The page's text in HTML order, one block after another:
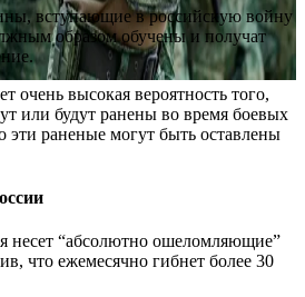
вступающие в российскую войну
образом обучены и получат
очень высокая вероятность того,
или будут ранены во время боевых
эти раненые могут быть оставлены
несет “абсолютно ошеломляющие”
что ежемесячно гибнет более 30